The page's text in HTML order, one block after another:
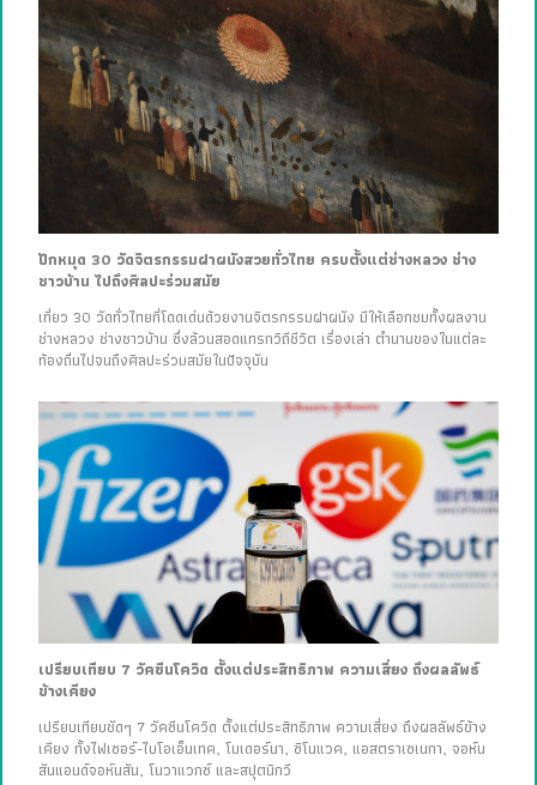
ปักหมุด 30 วัดจิตรกรรมฝาผนังสวยทั่วไทย ครบตั้งแต่ช่างหลวง ช่าง
ชาวบ้าน ไปถึงศิลปะร่วมสมัย
เที่ยว 30 วัดทั่วไทยที่โดดเด่นด้วยงานจิตรกรรมฝาผนัง มีให้เลือกชมทั้งผลงาน
ช่างหลวง ช่างชาวบ้าน ซึ่งล้วนสอดแทรกวิถีชีวิต เรื่องเล่า ตำนานของในแต่ละ
ท้องถิ่นไปจนถึงศิลปะร่วมสมัยในปัจจุบัน
เปรียบเทียบ 7 วัคซีนโควิด ตั้งแต่ประสิทธิภาพ ความเสี่ยง ถึงผลลัพธ์
ข้างเคียง
เปรียบเทียบชัดๆ 7 วัคซีนโควิด ตั้งแต่ประสิทธิภาพ ความเสี่ยง ถึงผลลัพธ์ข้าง
เคียง ทั้งไฟเซอร์-ไบโอเอ็นเทค, โมเดอร์นา, ซิโนแวค, แอสตราเซเนกา, จอห์น
สันแอนด์จอห์นสัน, โนวาแวกซ์ และสปุตนิกวี